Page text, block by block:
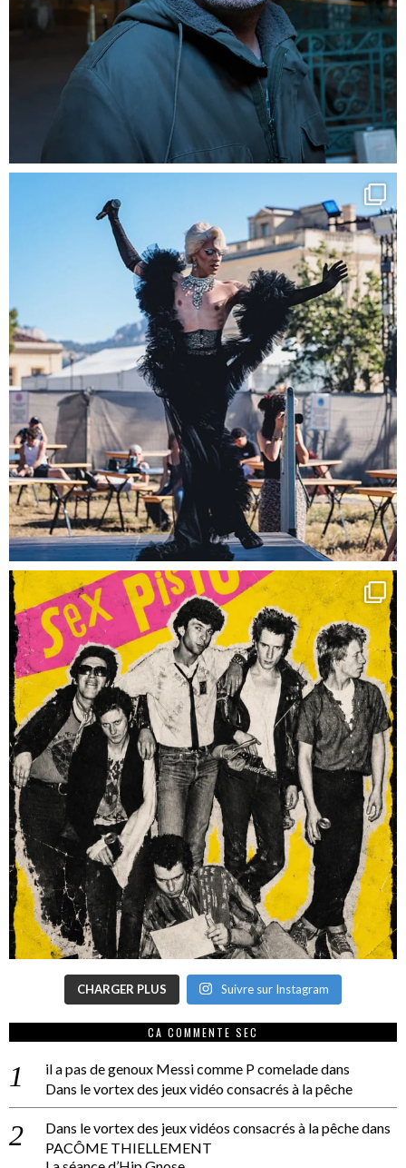
CHARGER PLUS Suivre sur Instagram
CA COMMENTE SEC
il a pas de genoux Messi comme P comeladedans
Dans le vortex des jeux vidéo consacrés à la pêche
Dans le vortex des jeux vidéos consacrés à la pêchedans
PACÔME THIELLEMENT